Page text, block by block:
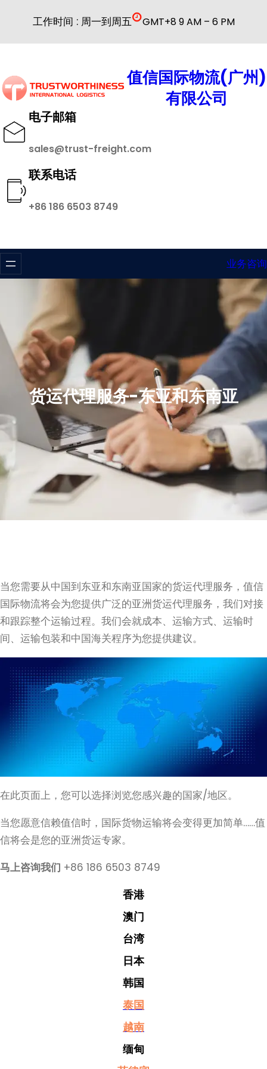
内
工作时间 : 周一到周五 GMT+8 9 AM – 6 PM
值信国际物流(广州)
有限公司
电子邮箱
sales@trust-freight.com
联系电话
+86 186 6503 8749
业务咨询
货运代理服务-东亚和东南亚
当您需要从中国到东亚和东南亚国家的货运代理服务，值信
国际物流将会为您提供广泛的亚洲货运代理服务，我们对接
和跟踪整个运输过程。我们会就成本、运输方式、运输时
间、运输包装和中国海关程序为您提供建议。
在此页面上，您可以选择浏览您感兴趣的国家/地区。
当您愿意信赖值信时，国际货物运输将会变得更加简单……值
信将会是您的亚洲货运专家。
马上咨询我们 +86 186 6503 8749
香港
澳门
台湾
日本
韩国
泰国
越南
缅甸